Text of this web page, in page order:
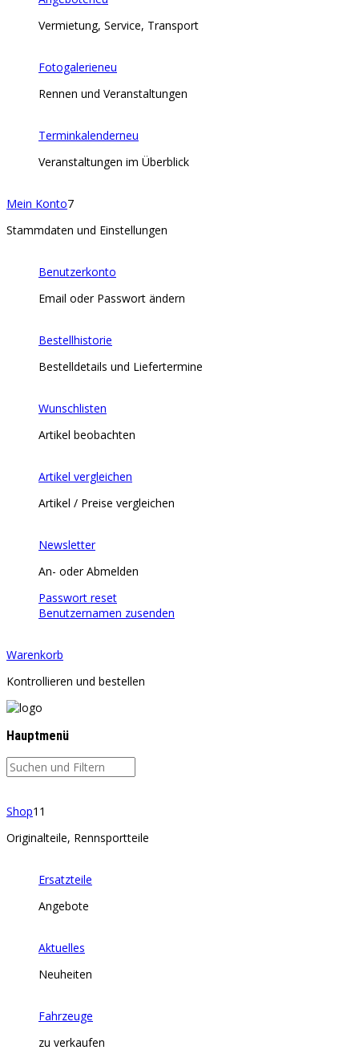
Vermietung, Service, Transport
Fotogalerieneu
Rennen und Veranstaltungen
Terminkalenderneu
Veranstaltungen im Überblick
Mein Konto7
Stammdaten und Einstellungen
Benutzerkonto
Email oder Passwort ändern
Bestellhistorie
Bestelldetails und Liefertermine
Wunschlisten
Artikel beobachten
Artikel vergleichen
Artikel / Preise vergleichen
Newsletter
An- oder Abmelden
Passwort reset
Benutzernamen zusenden
Warenkorb
Kontrollieren und bestellen
Hauptmenü
Shop11
Originalteile, Rennsportteile
Ersatzteile
Angebote
Aktuelles
Neuheiten
Fahrzeuge
zu verkaufen